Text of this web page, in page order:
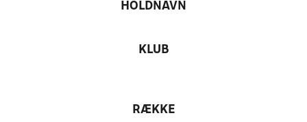
HOLDNAVN
KLUB
RÆKKE